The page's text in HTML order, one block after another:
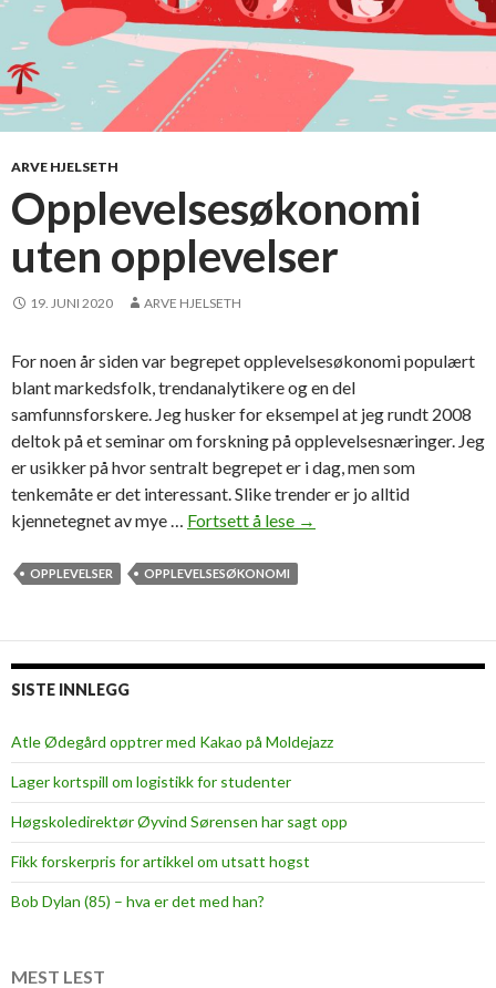
ARVE HJELSETH
Opplevelsesøkonomi
uten opplevelser
19. JUNI 2020 ARVE HJELSETH
For noen år siden var begrepet opplevelsesøkonomi populært
blant markedsfolk, trendanalytikere og en del
samfunnsforskere. Jeg husker for eksempel at jeg rundt 2008
deltok på et seminar om forskning på opplevelsesnæringer. Jeg
er usikker på hvor sentralt begrepet er i dag, men som
tenkemåte er det interessant. Slike trender er jo alltid
kjennetegnet av mye … Fortsett å lese O
s
e
k
o
→
OPPLEVELSER OPPLEVELSESØKONOMI
SISTE INNLEGG
Atle Ødegård opptrer med Kakao på Moldejazz
Lager kortspill om logistikk for studenter
Høgskoledirektør Øyvind Sørensen har sagt opp
Fikk forskerpris for artikkel om utsatt hogst
Bob Dylan (85) – hva er det med han?
MEST LEST